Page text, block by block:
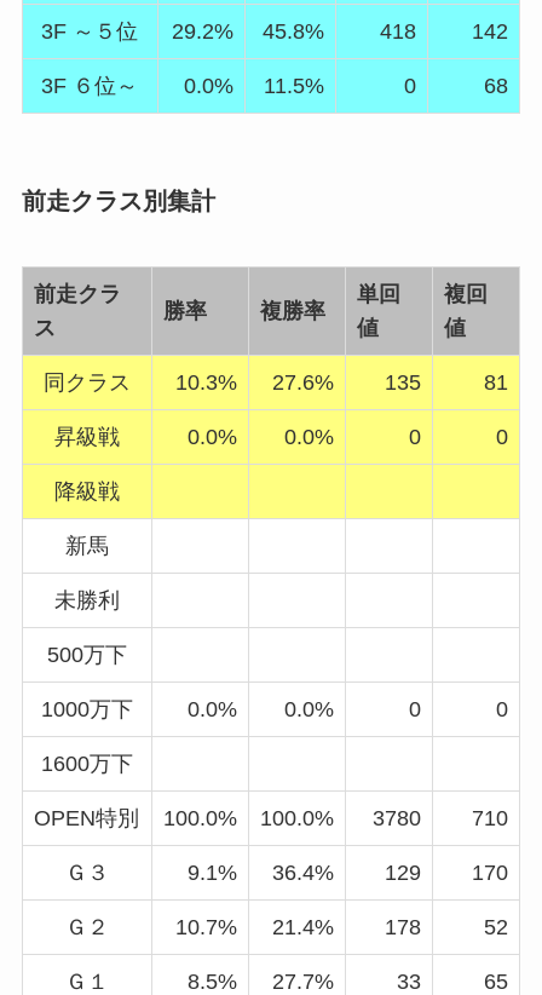
3F ～５位 29.2% 45.8% 418 142
3F ６位～ 0.0% 11.5% 0 68
前走クラス別集計
前走クラ
ス
勝率 複勝率
単回
値
複回
値
同クラス 10.3% 27.6% 135 81
昇級戦 0.0% 0.0% 0 0
降級戦
新馬
未勝利
500万下
1000万下 0.0% 0.0% 0 0
1600万下
OPEN特別 100.0% 100.0% 3780 710
Ｇ３ 9.1% 36.4% 129 170
Ｇ２ 10.7% 21.4% 178 52
Ｇ１ 8.5% 27.7% 33 65